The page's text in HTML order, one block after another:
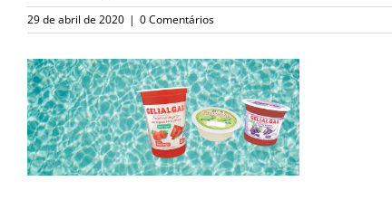
29 de abril de 2020 | 0 Comentários